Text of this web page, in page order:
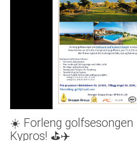
☀️ Forleng golfsesongen
Kypros! ⛳️✈️